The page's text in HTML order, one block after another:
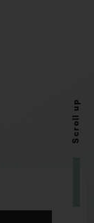
Scroll up